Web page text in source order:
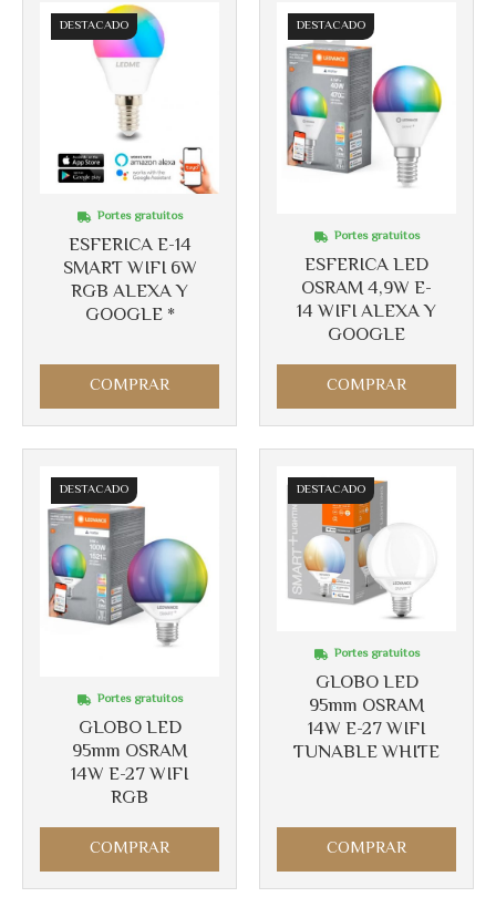
DESTACADO
ESFERICA E-14
SMART WIFI 6W
RGB ALEXA Y
GOOGLE *
Portes gratuitos
COMPRAR
DESTACADO
ESFERICA LED
OSRAM 4,9W E-
14 WIFI ALEXA Y
GOOGLE
Portes gratuitos
COMPRAR
DESTACADO
GLOBO LED
95mm OSRAM
14W E-27 WIFI
RGB
Portes gratuitos
COMPRAR
DESTACADO
GLOBO LED
95mm OSRAM
14W E-27 WIFI
TUNABLE WHITE
Portes gratuitos
COMPRAR